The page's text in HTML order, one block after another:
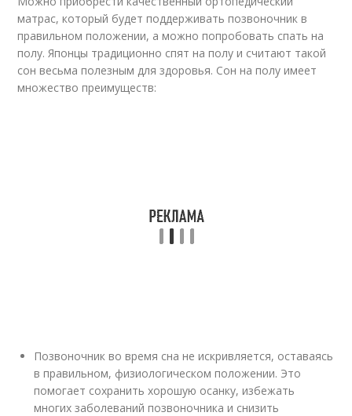
матрас, который будет поддерживать позвоночник в
правильном положении, а можно попробовать спать на
полу. Японцы традиционно спят на полу и считают такой
сон весьма полезным для здоровья. Сон на полу имеет
множество преимуществ:
Позвоночник во время сна не искривляется, оставаясь
в правильном, физиологическом положении. Это
помогает сохранить хорошую осанку, избежать
многих заболеваний позвоночника и снизить